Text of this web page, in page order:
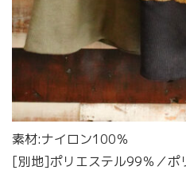
素材:ナイロン100％
[別地]ポリエステル99％／ポ